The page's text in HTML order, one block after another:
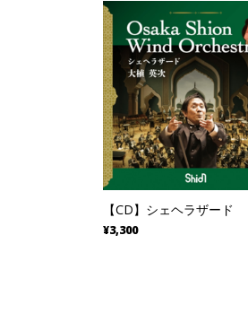
【CD】シェヘラザード
¥3,300